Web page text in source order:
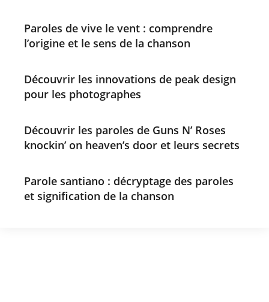
Paroles de vive le vent : comprendre
l’origine et le sens de la chanson
Découvrir les innovations de peak design
pour les photographes
Découvrir les paroles de Guns N’ Roses
knockin’ on heaven’s door et leurs secrets
Parole santiano : décryptage des paroles
et signification de la chanson